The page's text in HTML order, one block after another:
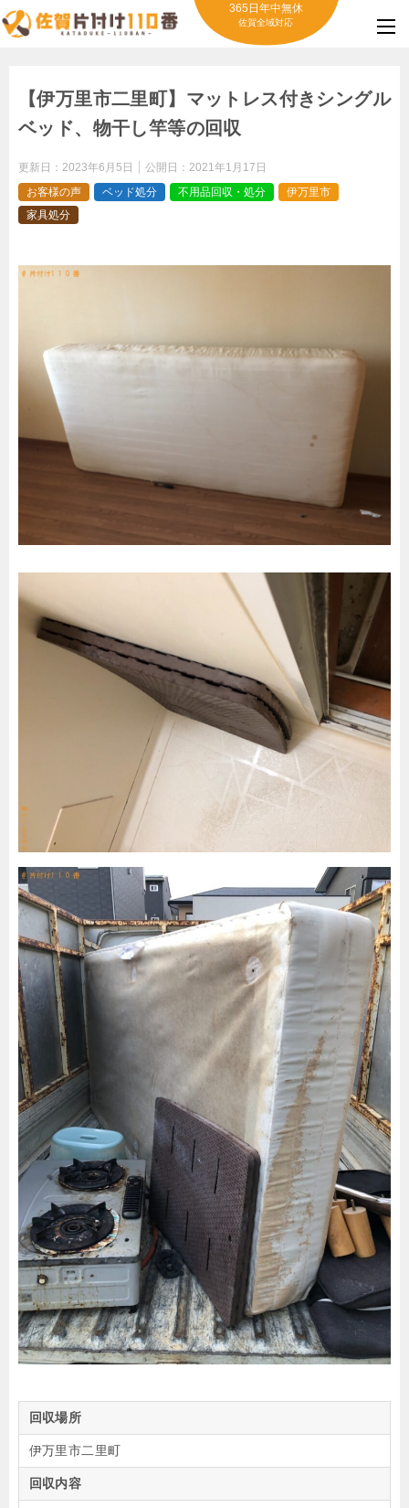
365日年中無休
佐賀全域対応
【伊万里市二里町】マットレス付きシングル
ベッド、物干し竿等の回収
更新日： 2023年6月5日 公開日： 2021年1月17日
お客様の声
ベッド処分 不用品回収・処分
伊万里市
家具処分
回収場所
伊万里市二里町
回収内容